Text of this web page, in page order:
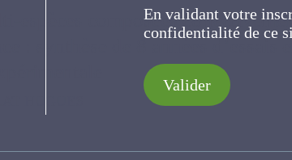
espèces composées
: synthèse de 8 années
En validant votre
de confidentialité de
Valider